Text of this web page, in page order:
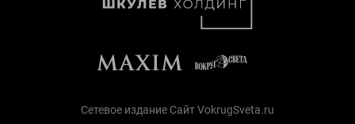
Сетевое издание Сайт VokrugSveta.ru